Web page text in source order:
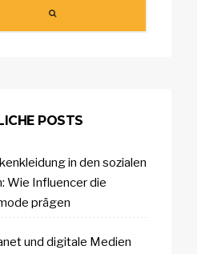
POSTS
in den sozialen
Wie Influencer die
prägen
und digitale Medien